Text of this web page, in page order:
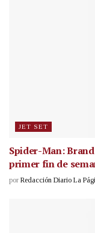
JET SET
Spider-Man:
primer fin de
por Redacción Diario La